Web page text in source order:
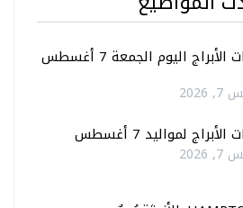
توقعـات الأبراج اليوم الجمعة 7 أغسطس
لمواليد 7 أغسطس